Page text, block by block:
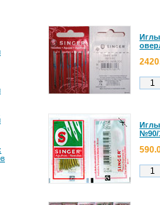
Иглы
№90/